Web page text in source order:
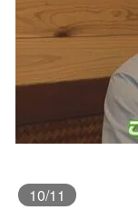
10/11